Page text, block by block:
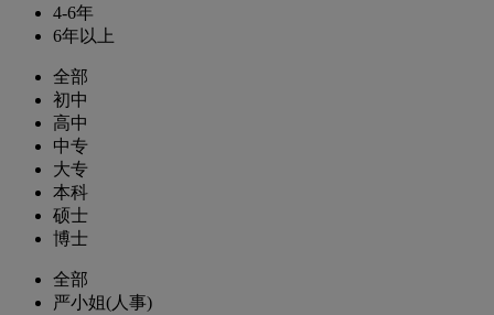
4-6年
6年以上
全部
初中
高中
中专
大专
本科
硕士
博士
全部
严小姐(人事)